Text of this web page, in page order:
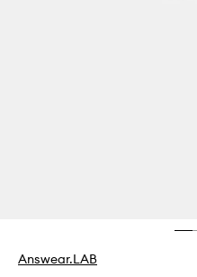
Answear.LAB